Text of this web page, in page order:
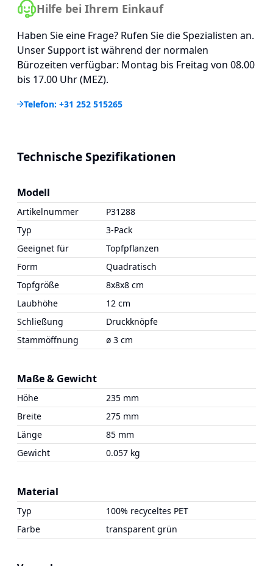
Hilfe bei Ihrem Einkauf
Haben Sie eine Frage? Rufen Sie die Spezialisten an.
Unser Support ist während der normalen
Bürozeiten verfügbar: Montag bis Freitag von 08.00
bis 17.00 Uhr (MEZ).
Telefon: +31 252 515265
Technische Spezifikationen
Modell
Artikelnummer
P31288
Typ
3-Pack
Geeignet für
Topfpflanzen
Form
Quadratisch
Topfgröße
8x8x8 cm
Laubhöhe
12 cm
Schließung
Druckknöpfe
Stammöffnung
ø 3 cm
Maße & Gewicht
Höhe
235 mm
Breite
275 mm
Länge
85 mm
Gewicht
0.057 kg
Material
Typ
100% recyceltes PET
Farbe
transparent grün